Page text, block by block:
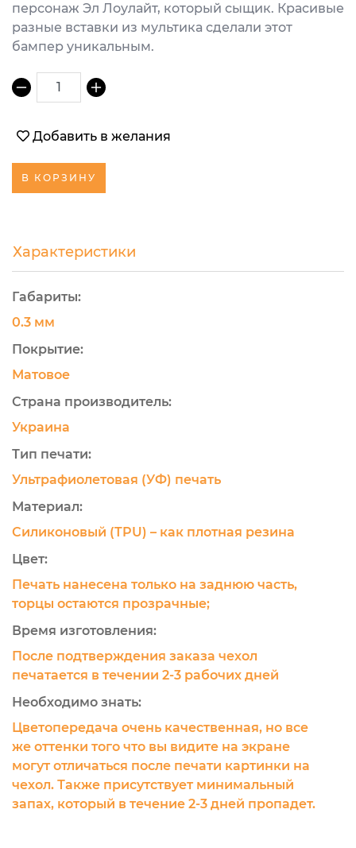
персонаж Эл Лоулайт, который сыщик. Красивые
разные вставки из мультика сделали этот
бампер уникальным.
1
Добавить в желания
В КОРЗИНУ
Характеристики
Габариты:
0.3 мм
Покрытие:
Матовое
Страна производитель:
Украина
Тип печати:
Ультрафиолетовая (УФ) печать
Материал:
Силиконовый (TPU) – как плотная резина
Цвет:
Печать нанесена только на заднюю часть,
торцы остаются прозрачные;
Время изготовления:
После подтверждения заказа чехол
печатается в течении 2-3 рабочих дней
Необходимо знать:
Цветопередача очень качественная, но все
же оттенки того что вы видите на экране
могут отличаться после печати картинки на
чехол. Также присутствует минимальный
запах, который в течение 2-3 дней пропадет.